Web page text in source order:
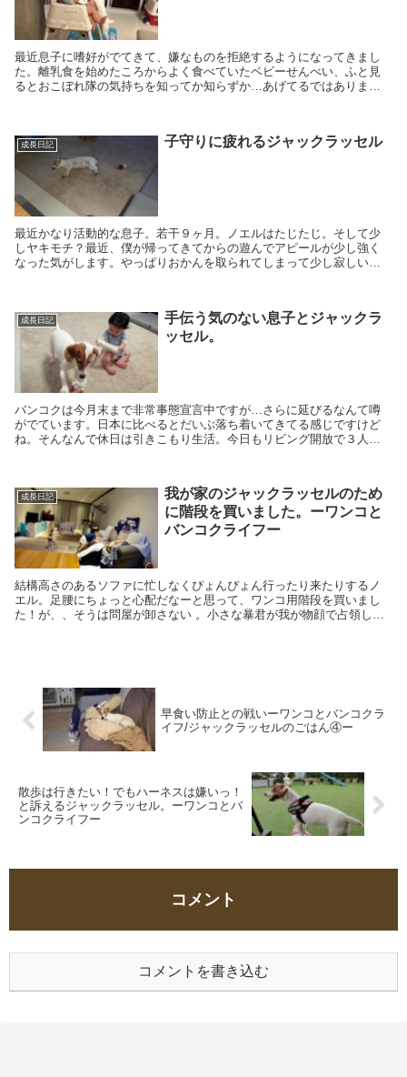
最近息子に嗜好がでてきて、嫌なものを拒絶するようになってきまし
た。離乳食を始めたころからよく食べていたベビーせんべい、ふと見
るとおこぼれ隊の気持ちを知ってか知らずか…あげてるではありませ
成長日記 子守りに疲れるジャックラッセル
最近かなり活動的な息子。若干９ヶ月。ノエルはたじたじ。そして少
しヤキモチ？最近、僕が帰ってきてからの遊んでアピールが少し強く
なった気がします。やっぱりおかんを取られてしまって少し寂しいの
成長日記
手伝う気のない息子とジャックラ
ッセル。
バンコクは今月末まで非常事態宣言中ですが…さらに延びるなんて噂
がでています。日本に比べるとだいぶ落ち着いてきてる感じですけど
ね。そんなんで休日は引きこもり生活。今日もリビング開放で３人ワ
成長日記
我が家のジャックラッセルのため
に階段を買いました。ーワンコと
バンコクライフー
結構高さのあるソファに忙しなくぴょんぴょん行ったり来たりするノ
エル。足腰にちょっと心配だなーと思って、ワンコ用階段を買いまし
た！が、、そうは問屋が卸さない 。小さな暴君が我が物顔で占領し始
早食い防止との戦いーワンコとバンコクラ
イフ/ジャックラッセルのごはん④ー
散歩は行きたい！でもハーネスは嫌いっ！
と訴えるジャックラッセル。ーワンコとバ
ンコクライフー
コメント
コメントを書き込む